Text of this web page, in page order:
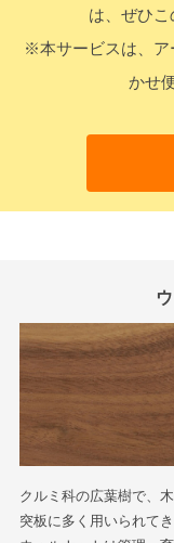
は、ぜひこ
※本サービスは、ア
かせ
クルミ科の広葉樹で、
突板に多く用いられてき